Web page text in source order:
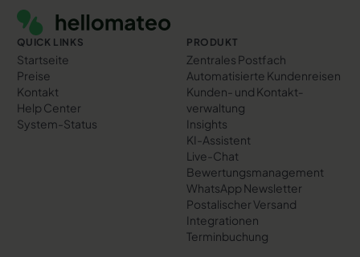
QUICK LINKS
Startseite
Preise
Kontakt
Help Center
System-Status
PRODUKT
Zentrales Postfach
Automatisierte Kundenreisen
Kunden- und Kontakt­
verwaltung
Insights
KI-Assistent
Live-Chat
Bewertungs­management
WhatsApp Newsletter
Postalischer Versand
Integrationen
Terminbuchung